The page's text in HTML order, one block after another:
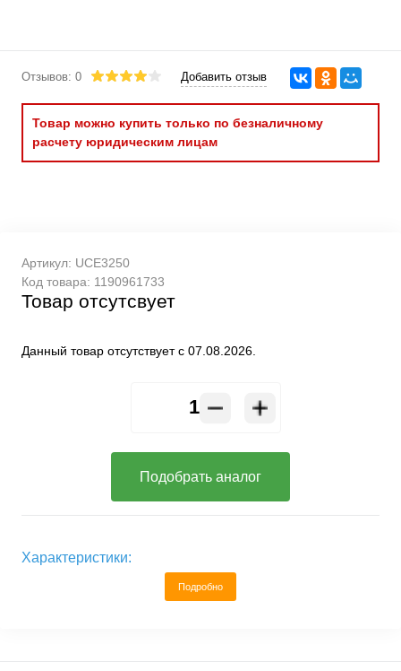
Отзывов: 0 Добавить отзыв
Товар можно купить только по безналичному
расчету юридическим лицам
Артикул: UCE3250
Код товара: 1190961733
Товар отсутсвует
Данный товар отсутствует с 07.08.2026.
Подобрать аналог
Характеристики:
Подробно